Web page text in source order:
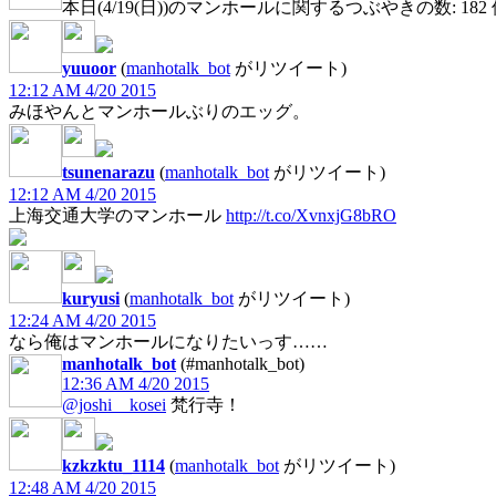
本日(4/19(日))のマンホールに関するつぶやきの数: 182
yuuoor (manhotalk_bot がリツイート)
12:12 AM 4/20 2015
みほやんとマンホールぶりのエッグ。
tsunenarazu (manhotalk_bot がリツイート)
12:12 AM 4/20 2015
上海交通大学のマンホール http://t.co/XvnxjG8bRO
kuryusi (manhotalk_bot がリツイート)
12:24 AM 4/20 2015
なら俺はマンホールになりたいっす……
manhotalk_bot (#manhotalk_bot)
12:36 AM 4/20 2015
@joshi__kosei 梵行寺！
kzkzktu_1114 (manhotalk_bot がリツイート)
12:48 AM 4/20 2015